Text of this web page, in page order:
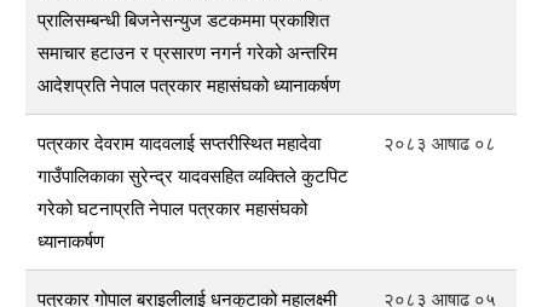
प्रालिसम्बन्धी बिजनेसन्युज डटकममा प्रकाशित
समाचार हटाउन र प्रसारण नगर्न गरेको अन्तरिम
आदेशप्रति नेपाल पत्रकार महासंघको ध्यानाकर्षण
पत्रकार देवराम यादवलाई सप्तरीस्थित महादेवा
गाउँपालिकाका सुरेन्द्र यादवसहित व्यक्तिले कुटपिट
गरेको घटनाप्रति नेपाल पत्रकार महासंघको
ध्यानाकर्षण
२०८३ आषाढ ०८
पत्रकार गोपाल बराइलीलाई धनकुटाको महालक्ष्मी
२०८३ आषाढ ०५